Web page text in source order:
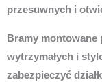
przesuwnych i
Bramy montowane
wytrzymałych i
zabezpieczyć